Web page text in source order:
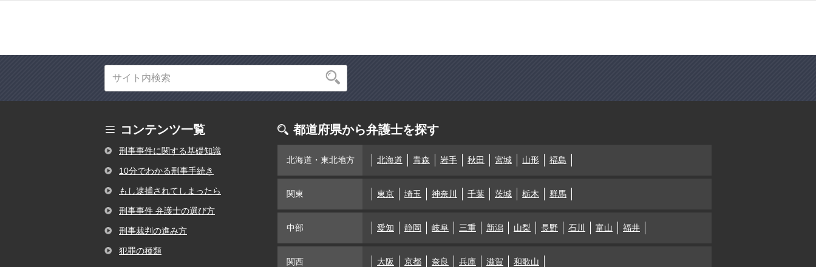
コンテンツ一覧
刑事事件に関する基礎知識
10分でわかる刑事手続き
もし逮捕されてしまったら
刑事事件 弁護士の選び方
刑事裁判の進み方
犯罪の種類
都道府県から弁護士を探す
北海道・東北地方 北海道 青森 岩手 秋田 宮城 山形 福島
関東 東京 埼玉 神奈川 千葉 茨城 栃木 群馬
中部 愛知 静岡 岐阜 三重 新潟 山梨 長野 石川 富山 福井
関西 大阪 京都 奈良 兵庫 滋賀 和歌山